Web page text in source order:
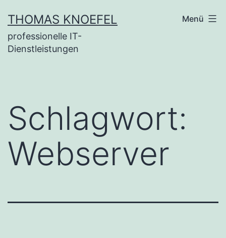
Inhalt
springen
THOMAS KNOEFEL
professionelle IT-
Dienstleistungen
Menü
Schlagwort:
Webserver